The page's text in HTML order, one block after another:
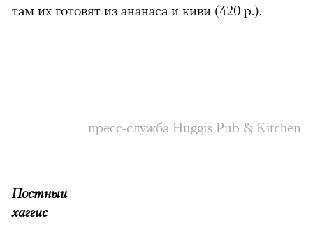
там их готовят из ананаса и киви (420 р.).
пресс-служба Huggis Pub & Kitchen
Постный
хаггис